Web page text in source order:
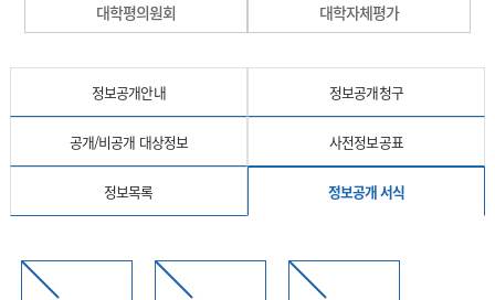
대학평의원회 대학자체평가
정보공개안내 정보공개청구
공개/비공개 대상정보 사전정보공표
정보목록 정보공개 서식